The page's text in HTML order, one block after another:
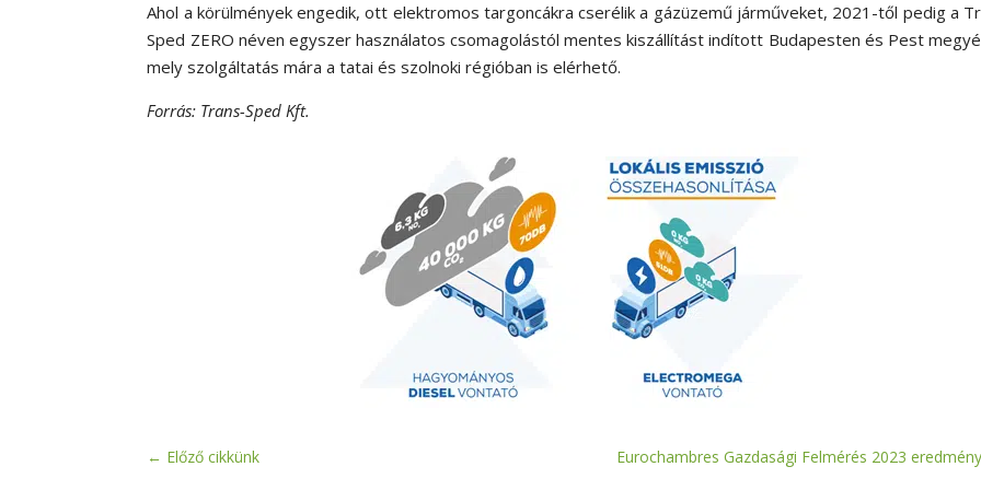
Ahol a körülmények engedik, ott elektromos targoncákra cserélik a gázüzemű járműveket, 2021-től pedig a
Sped ZERO néven egyszer használatos csomagolástól mentes kiszállítást indított Budapesten és Pest
mely szolgáltatás mára a tatai és szolnoki régióban is elérhető.
Forrás: Trans-Sped Kft.
← Előző cikkünk Eurochambres Gazdasági Felmérés 2023